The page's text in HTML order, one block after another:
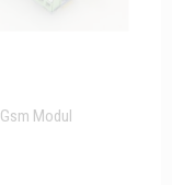
Gsm Modul